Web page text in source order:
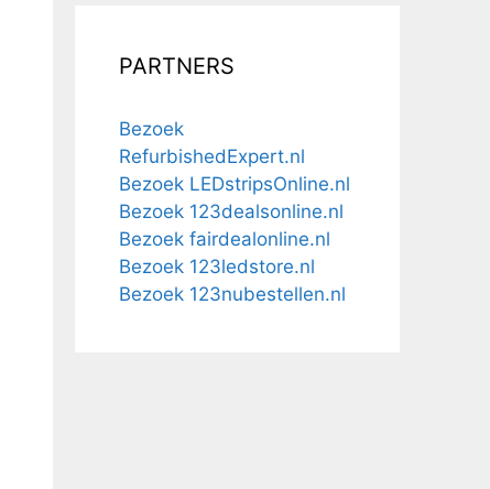
PARTNERS
Bezoek
RefurbishedExpert.nl
Bezoek LEDstripsOnline.nl
Bezoek 123dealsonline.nl
Bezoek fairdealonline.nl
Bezoek 123ledstore.nl
Bezoek 123nubestellen.nl